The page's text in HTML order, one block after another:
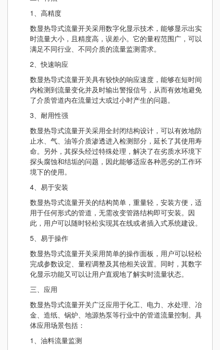
1、高精度
数显热导式流量开关采用数字化显示技术，能够显示出实
时流量大小，且精度高，误差小。它的量程范围广，可以
满足不同行业、不同介质的流量监测需求。
2、快速响应
数显热导式流量开关具有较快的响应速度，能够在短时间
内检测到流量变化并及时输出警报信号，从而有效地避免
了介质管道内在流量过大或过小时产生的问题。
3、耐用性强
数显热导式流量开关采用全封闭结构设计，可以有效地防
止水、气、油等介质渗透进入检测部分，延长了其使用寿
命。另外，其探头经过特殊处理，解决了在劣质水环境下
探头腐蚀和结垢的问题，因此能够适应各种恶劣的工作环
境下的使用。
4、易于安装
数显热导式流量开关的结构简单，重量轻，安装方便，适
用于任何形式的管道，无需改变管路结构即可安装。因
此，用户可以随时轻松实现其在线或者插入式系统建设。
5、易于操作
数显热导式流量开关采用简单的操作面板，用户可以轻松
完成参数设定、量程调整及其他相关设置。同时，其数字
化显示功能又可以让用户直观地了解实时流量状态。
三、应用
数显热导式流量开关广泛应用于化工、电力、水处理、冶
金、造纸、锅炉、地源热泵等行业中的管道流量控制。具
体应用场景包括：
1、油料流量监测